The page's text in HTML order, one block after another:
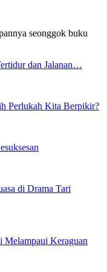
seonggok buku
dan Jalanan…
Perlukah Kita Berpikir?
di Drama Tari
Keraguan